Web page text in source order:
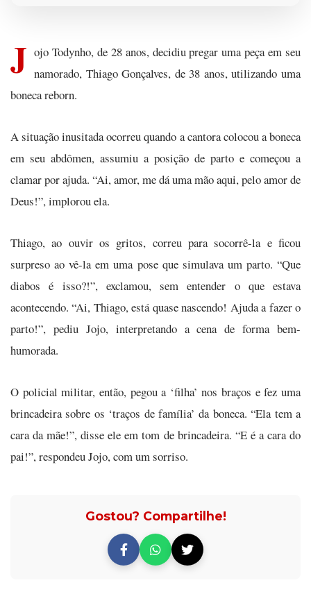
J ojo Todynho, de 28 anos, decidiu pregar uma peça em seu
namorado, Thiago Gonçalves, de 38 anos, utilizando uma
boneca reborn.
A situação inusitada ocorreu quando a cantora colocou a boneca
em seu abdômen, assumiu a posição de parto e começou a
clamar por ajuda. “Ai, amor, me dá uma mão aqui, pelo amor de
Deus!”, implorou ela.
Thiago, ao ouvir os gritos, correu para socorrê-la e ficou
surpreso ao vê-la em uma pose que simulava um parto. “Que
diabos é isso?!”, exclamou, sem entender o que estava
acontecendo. “Ai, Thiago, está quase nascendo! Ajuda a fazer o
parto!”, pediu Jojo, interpretando a cena de forma bem-
humorada.
O policial militar, então, pegou a ‘filha’ nos braços e fez uma
brincadeira sobre os ‘traços de família’ da boneca. “Ela tem a
cara da mãe!”, disse ele em tom de brincadeira. “E é a cara do
pai!”, respondeu Jojo, com um sorriso.
Gostou? Compartilhe!